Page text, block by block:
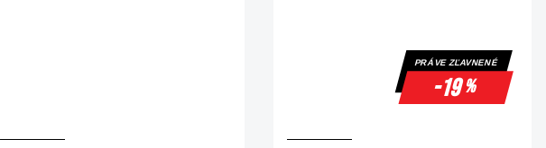
PRÁVE ZĽAVNENÉ
-19%